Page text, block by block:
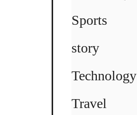
Sports
story
Technology
Travel